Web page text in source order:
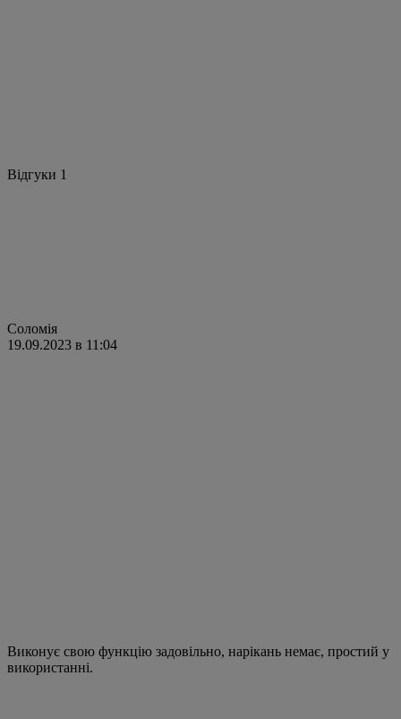
Відгуки 1
Соломія
19.09.2023 в 11:04
Виконує свою функцію задовільно, нарікань немає, простий у
використанні.